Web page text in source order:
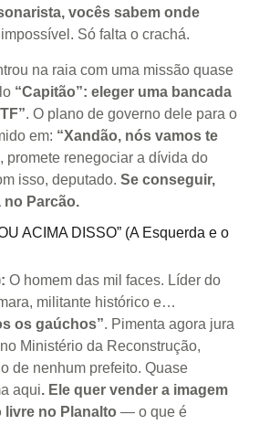
vocês sabem onde
Só falta o crachá.
na raia com uma missão quase
“Capitão”: eleger uma bancada
. O plano de governo dele para o
em: “Xandão, nós vamos te
promete renegociar a dívida do
isso, deputado. Se conseguir,
no Parcão.
ACIMA DISSO” (A Esquerda e o
O homem das mil faces. Líder do
militante histórico e…
os gaúchos”. Pimenta agora jura
Ministério da Reconstrução,
de nenhum prefeito. Quase
aqui. Ele quer vender a imagem
livre no Planalto — o que é